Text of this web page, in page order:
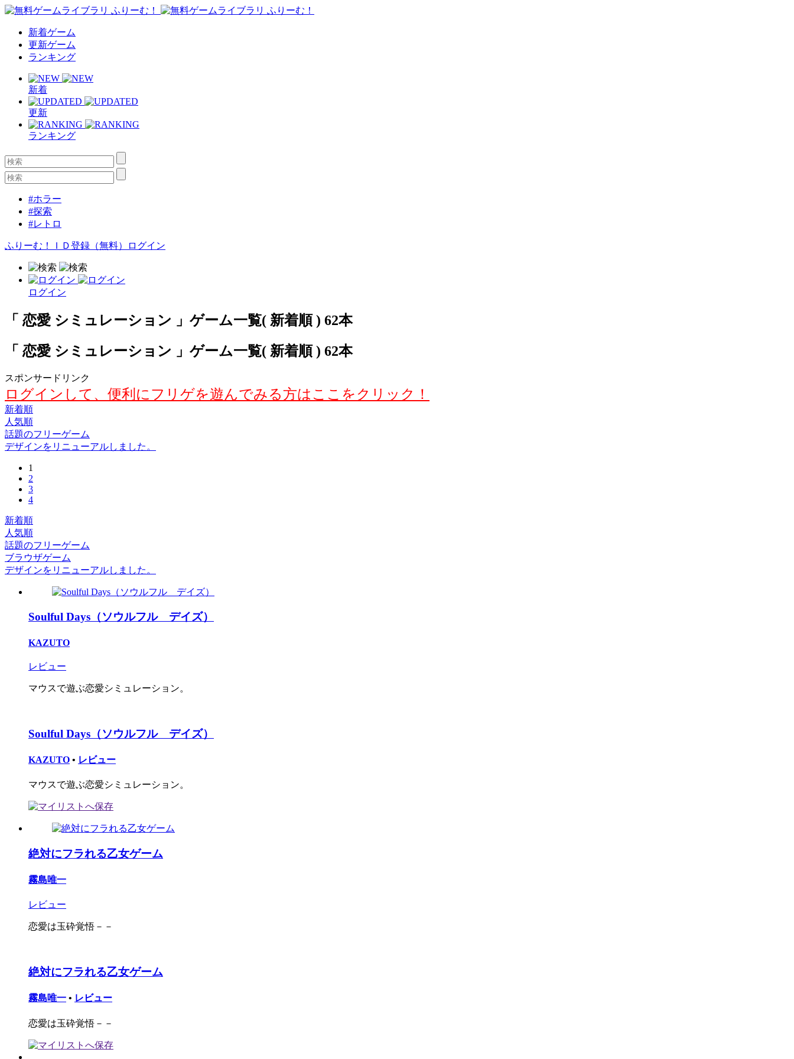
新着ゲーム
更新ゲーム
ランキング
新着
更新
ランキング
#ホラー
#探索
#レトロ
ふりーむ！ＩＤ登録（無料） ログイン
ログイン
「 恋愛 シミュレーション 」ゲーム一覧( 新着順 ) 62本
「 恋愛 シミュレーション 」ゲーム一覧( 新着順 ) 62本
スポンサードリンク
ログインして、便利にフリゲを遊んでみる方はここをクリック！
新着順
人気順
話題のフリーゲーム
デザインをリニューアルしました。
1
2
3
4
新着順
人気順
話題のフリーゲーム
ブラウザゲーム
デザインをリニューアルしました。
Soulful Days（ソウルフル デイズ）
KAZUTO
レビュー
マウスで遊ぶ恋愛シミュレーション。
Soulful Days（ソウルフル デイズ）
KAZUTO • レビュー
マウスで遊ぶ恋愛シミュレーション。
絶対にフラれる乙女ゲーム
霧島唯一
レビュー
恋愛は玉砕覚悟－－
絶対にフラれる乙女ゲーム
霧島唯一 • レビュー
恋愛は玉砕覚悟－－